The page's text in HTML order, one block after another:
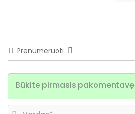
Prenumeruoti